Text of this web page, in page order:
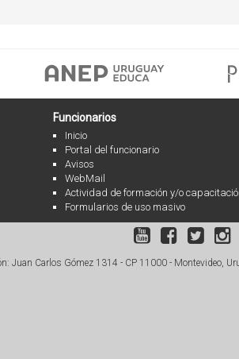
Funcionarios
Inicio
Portal del funcionario
Avisos
WebMail
Actividad de formación y/o
Formularios de uso masivo
Juan Carlos Gómez 1314 - CP 11000 - Montevideo,